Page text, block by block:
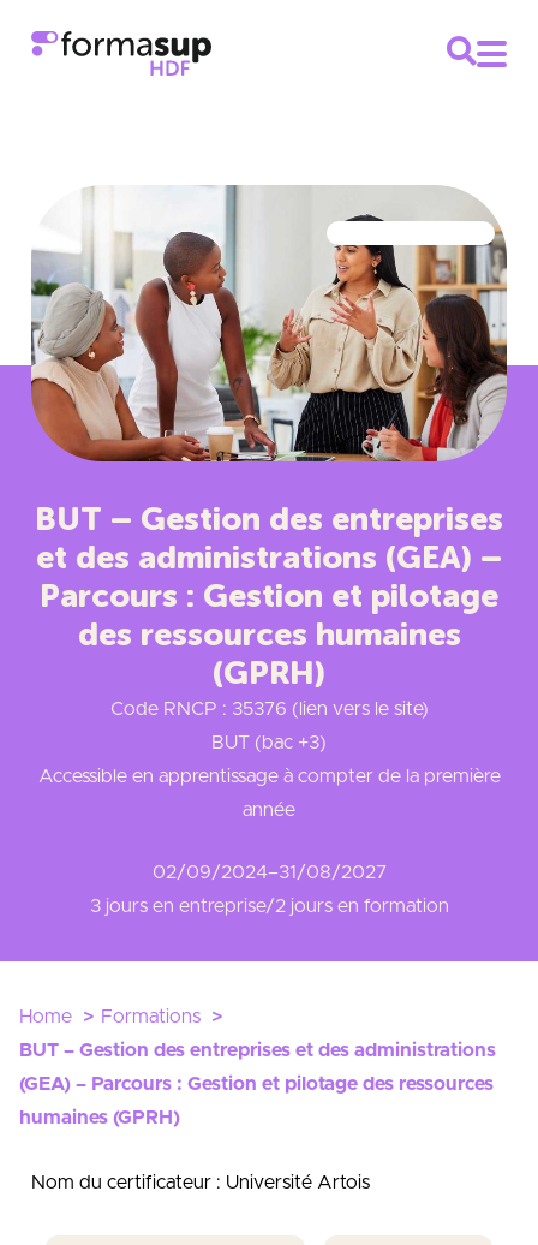
BUT – Gestion des entreprises
et des administrations (GEA) –
Parcours : Gestion et pilotage
des ressources humaines
(GPRH)
Code RNCP : 35376 (lien vers le site)
BUT (bac +3)
Accessible en apprentissage à compter de la première
année
02/09/2024–31/08/2027
3 jours en entreprise/2 jours en formation
Home
Formations
BUT – Gestion des entreprises et des administrations
(GEA) – Parcours : Gestion et pilotage des ressources
humaines (GPRH)
Nom du certificateur : Université Artois